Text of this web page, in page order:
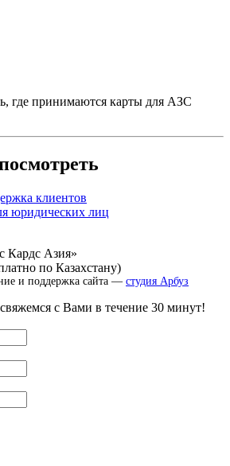
где принимаются карты для АЗС
клиентов
юридических лиц
Кардс Азия»
по Казахстану)
и поддержка сайта — студия Арбуз
с Вами в течение 30 минут!